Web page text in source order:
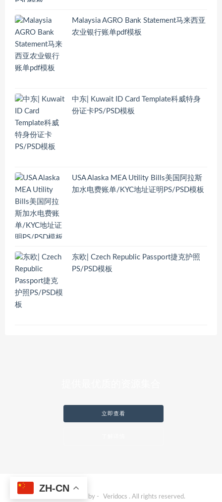
Malaysia AGRO Bank Statement马来西亚
农业银行账单pdf模板
中东| Kuwait ID Card Template科威特身
份证卡PS/PSD模板
USA Alaska MEA Utility Bills美国阿拉斯
加水电费账单/KYC地址证明PS/PSD模板
东欧| Czech Republic Passport捷克护照
PS/PSD模板
立即查看
© 2023 Powered by - Veridocs . All rights reserved.
ZH-CN